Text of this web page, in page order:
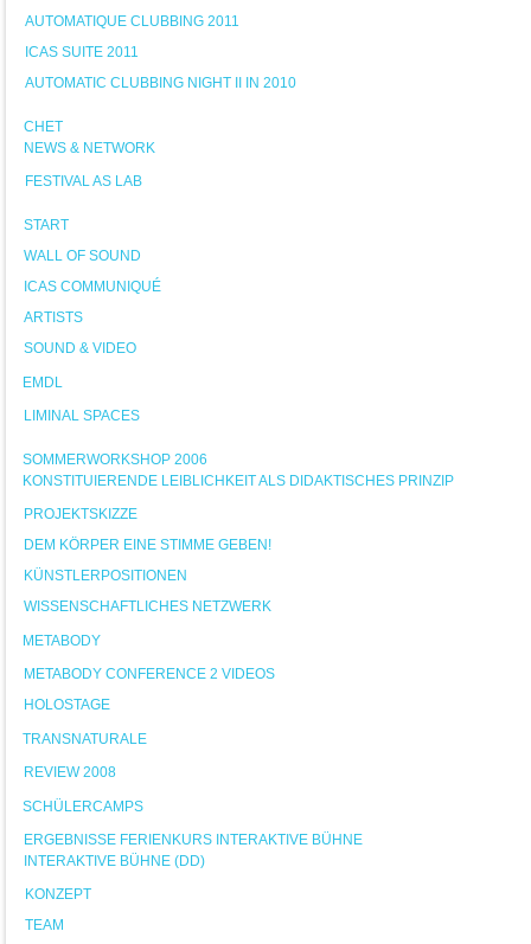
AUTOMATIQUE CLUBBING 2011
ICAS SUITE 2011
AUTOMATIC CLUBBING NIGHT II IN 2010
CHET
NEWS & NETWORK
FESTIVAL AS LAB
START
WALL OF SOUND
ICAS COMMUNIQUÉ
ARTISTS
SOUND & VIDEO
EMDL
LIMINAL SPACES
SOMMERWORKSHOP 2006
KONSTITUIERENDE LEIBLICHKEIT ALS DIDAKTISCHES PRINZIP
PROJEKTSKIZZE
DEM KÖRPER EINE STIMME GEBEN!
KÜNSTLERPOSITIONEN
WISSENSCHAFTLICHES NETZWERK
METABODY
METABODY CONFERENCE 2 VIDEOS
HOLOSTAGE
TRANSNATURALE
REVIEW 2008
SCHÜLERCAMPS
ERGEBNISSE FERIENKURS INTERAKTIVE BÜHNE
INTERAKTIVE BÜHNE (DD)
KONZEPT
TEAM